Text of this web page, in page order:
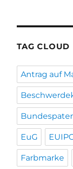
TAG CLOUD
Antrag auf
EuG
Farbmarke